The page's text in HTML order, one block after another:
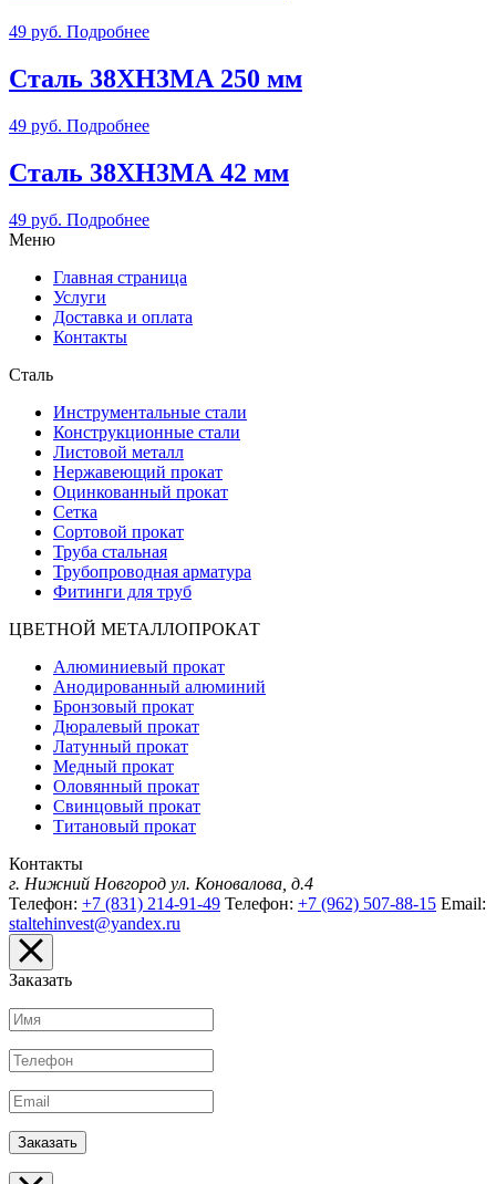
49 руб. Подробнее
Сталь 38ХН3МА 250 мм
49 руб. Подробнее
Сталь 38ХН3МА 42 мм
49 руб. Подробнее
Меню
Главная страница
Услуги
Доставка и оплата
Контакты
Сталь
Инструментальные стали
Конструкционные стали
Листовой металл
Нержавеющий прокат
Оцинкованный прокат
Сетка
Сортовой прокат
Труба стальная
Трубопроводная арматура
Фитинги для труб
ЦВЕТНОЙ МЕТАЛЛОПРОКАТ
Алюминиевый прокат
Анодированный алюминий
Бронзовый прокат
Дюралевый прокат
Латунный прокат
Медный прокат
Оловянный прокат
Свинцовый прокат
Титановый прокат
Контакты
г. Нижний Новгород ул. Коновалова, д.4
Телефон: +7 (831) 214-91-49 Телефон: +7 (962) 507-88-15 Email:
staltehinvest@yandex.ru
Заказать